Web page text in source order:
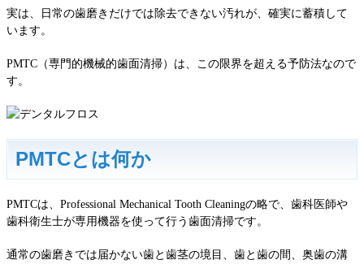
実は、日常の歯磨きだけでは除去できない汚れが、確実に蓄積して
います。
PMTC（専門的機械的歯面清掃）は、この限界を超える予防法なので
す。
PMTCとは何か
PMTCは、Professional Mechanical Tooth Cleaningの略で、歯科医師や
歯科衛生士が専用機器を使って行う歯面清掃です。
通常の歯磨きでは届かない歯と歯茎の境目、歯と歯の間、奥歯の溝